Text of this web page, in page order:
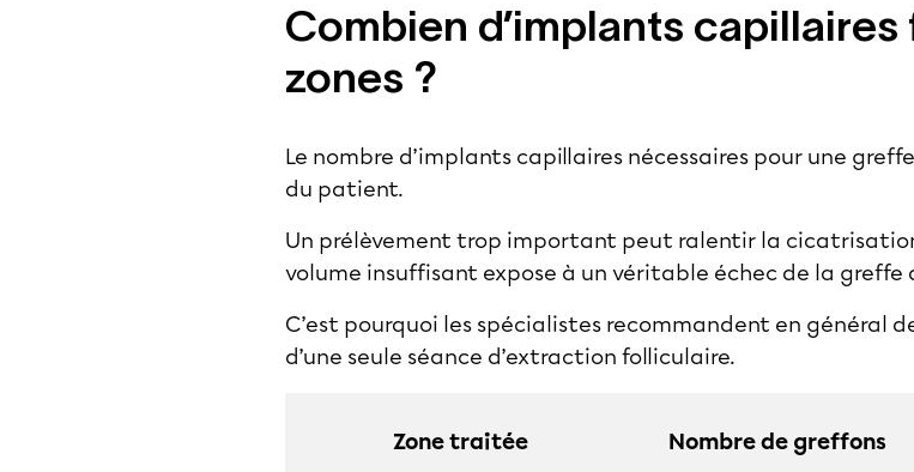
Combien d’implants
zones ?
Le nombre d’implants capillaires nécessaires pour une
du patient.
Un prélèvement trop important peut ralentir la
volume insuffisant expose à un véritable échec de la greffe
C’est pourquoi les spécialistes recommandent en général
d’une seule séance d’extraction folliculaire.
Zone traitée Nombre de greffons